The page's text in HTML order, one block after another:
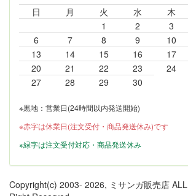
日
月 火 水 木
1
2 3
6
7 8 9 10
13
14 15 16 17
20
21 22 23 24
27
28 29 30
※黒地：営業日(24時間以内発送開始)
※赤字は休業日(注文受付・商品発送休み)です
※緑字は注文受付対応・商品発送休み
Copyright(c) 2003- 2026, ミサンガ販売店 ALL